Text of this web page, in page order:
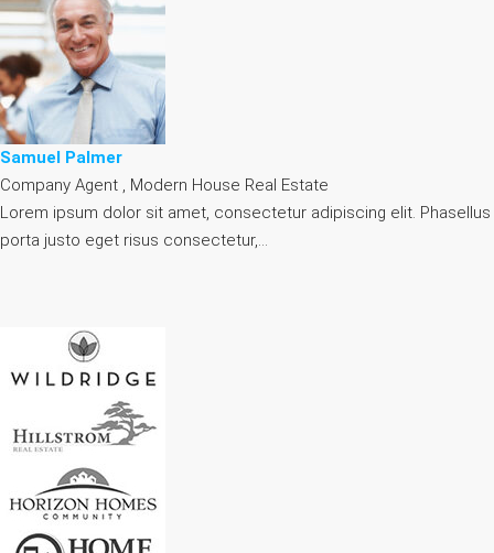
Samuel Palmer
Company Agent , Modern House Real Estate
Lorem ipsum dolor sit amet, consectetur adipiscing elit. Phasellus
porta justo eget risus consectetur,…